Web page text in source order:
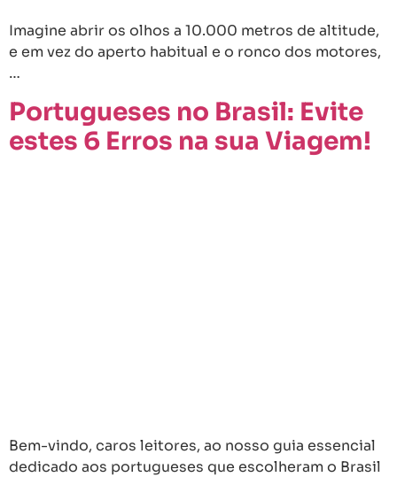
Imagine abrir os olhos a 10.000 metros de altitude,
e em vez do aperto habitual e o ronco dos motores,
…
Portugueses no Brasil: Evite
estes 6 Erros na sua Viagem!
Bem-vindo, caros leitores, ao nosso guia essencial
dedicado aos portugueses que escolheram o Brasil